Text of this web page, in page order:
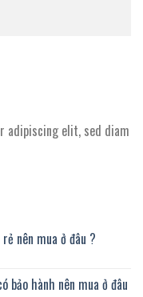
adipiscing elit, sed diam
nên mua ở đâu ?
bảo hành nên mua ở đâu